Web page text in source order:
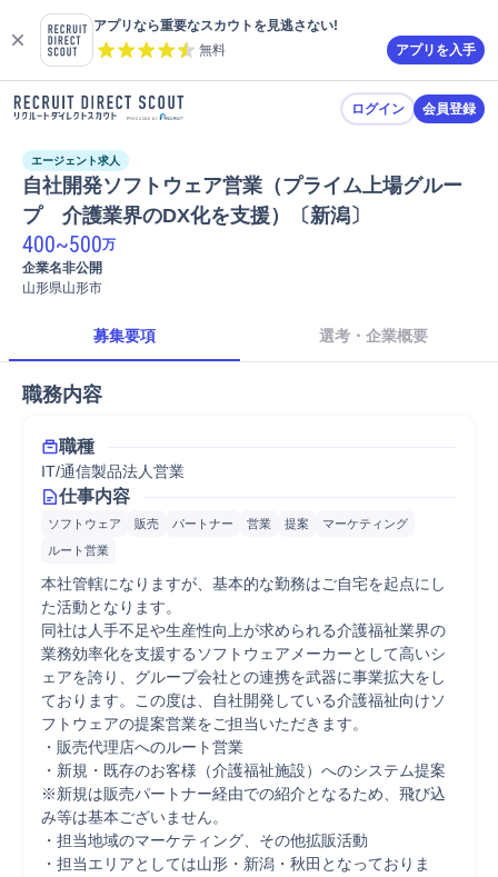
アプリなら重要なスカウトを見逃さない!
無料
アプリを入手
ログイン 会員登録
エージェント求人
自社開発ソフトウェア営業（プライム上場グルー
プ　介護業界のDX化を支援）〔新潟〕
400~500万
企業名非公開
山形県山形市
募集要項 選考・企業概要
職務内容
職種
IT/通信製品法人営業
仕事内容
ソフトウェア 販売 パートナー 営業 提案
マーケティング
ルート営業
本社管轄になりますが、基本的な勤務はご自宅を起点にし
た活動となります。
同社は人手不足や生産性向上が求められる介護福祉業界の
業務効率化を支援するソフトウェアメーカーとして高いシ
ェアを誇り、グループ会社との連携を武器に事業拡大をし
ております。この度は、自社開発している介護福祉向けソ
フトウェアの提案営業をご担当いただきます。
・販売代理店へのルート営業
・新規・既存のお客様（介護福祉施設）へのシステム提案
※新規は販売パートナー経由での紹介となるため、飛び込
み等は基本ございません。
・担当地域のマーケティング、その他拡販活動
・担当エリアとしては山形・新潟・秋田となっておりま